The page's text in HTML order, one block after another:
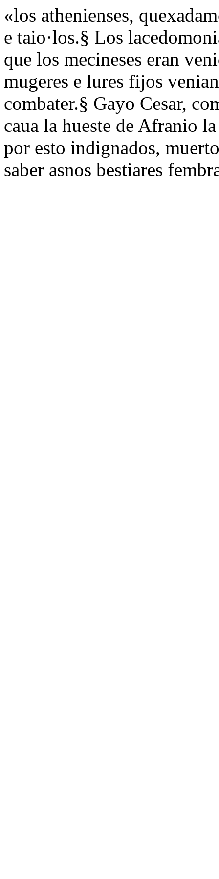
«los athenienses,
e taio·los.§ Los
que los mecineses eran
mugeres e lures fijos
combater.§ Gayo Cesar,
caua la hueste de Afranio
por esto indignados,
saber asnos bestiares